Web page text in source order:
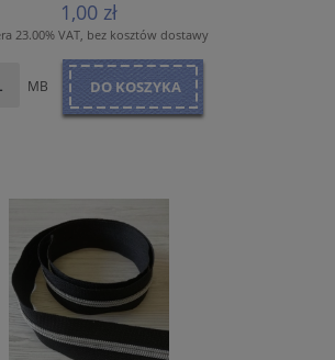
1,00 zł
23.00% VAT, bez kosztów dostawy
MB DO KOSZYKA